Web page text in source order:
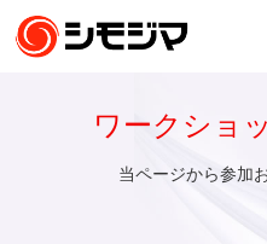
ワークショ
当ページから参加